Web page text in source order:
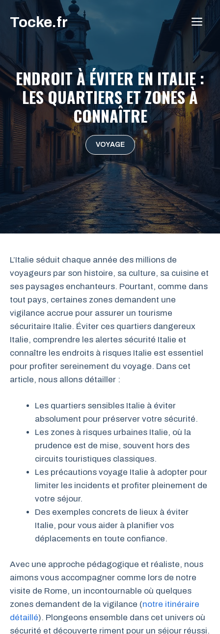
Tocke.fr
ENDROIT À ÉVITER EN ITALIE :
LES QUARTIERS ET ZONES À
CONNAÎTRE
VOYAGE
L’Italie séduit chaque année des millions de
voyageurs par son histoire, sa culture, sa cuisine et
ses paysages enchanteurs. Pourtant, comme dans
tout pays, certaines zones demandent une
vigilance accrue pour assurer un tourisme
sécuritaire Italie. Éviter ces quartiers dangereux
Italie, comprendre les alertes sécurité Italie et
connaître les endroits à risques Italie est essentiel
pour profiter sereinement du voyage. Dans cet
article, nous allons détailler :
Les quartiers sensibles Italie à éviter
absolument pour préserver votre sécurité.
Les zones à risques urbaines Italie, où la
prudence est de mise, souvent hors des
circuits touristiques classiques.
Les précautions voyage Italie à adopter pour
limiter les incidents et profiter pleinement de
votre séjour.
Des exemples concrets de lieux à éviter
Italie, pour vous aider à planifier vos
déplacements en toute confiance.
Avec une approche pédagogique et réaliste, nous
aimons vous accompagner comme lors de notre
visite de Rome, un incontournable où quelques
zones demandent de la vigilance (notre itinéraire
détaillé). Plongeons ensemble dans cet univers où
sécurité et découverte riment pour un séjour réussi.